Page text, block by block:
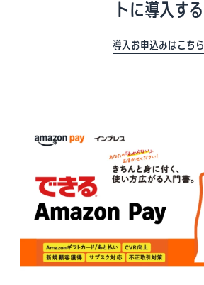
トに導入する
導入お申込みはこちら